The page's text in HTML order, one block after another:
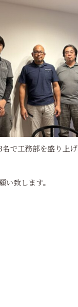
で工務部を盛り上げ
い致します。